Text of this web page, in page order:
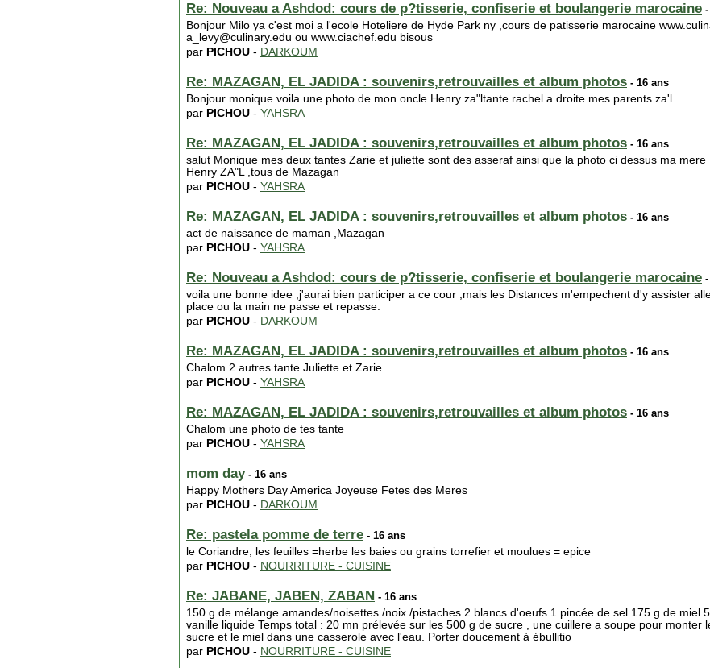
Re: Nouveau a Ashdod: cours de p?tisserie, confiserie et boulangerie marocaine
Bonjour Milo ya c'est moi a l'ecole Hoteliere de Hyde Park ny ,cours de patisserie marocaine
a_levy@culinary.edu ou www.ciachef.edu bisous
par PICHOU - DARKOUM
Re: MAZAGAN, EL JADIDA : souvenirs,retrouvailles et album photos - 16 ans
Bonjour monique voila une photo de mon oncle Henry za"ltante rachel a droite mes parents za'l
par PICHOU - YAHSRA
Re: MAZAGAN, EL JADIDA : souvenirs,retrouvailles et album photos - 16 ans
salut Monique mes deux tantes Zarie et juliette sont des asseraf ainsi que la photo ci dessus ma
Henry ZA"L ,tous de Mazagan
par PICHOU - YAHSRA
Re: MAZAGAN, EL JADIDA : souvenirs,retrouvailles et album photos - 16 ans
act de naissance de maman ,Mazagan
par PICHOU - YAHSRA
Re: Nouveau a Ashdod: cours de p?tisserie, confiserie et boulangerie marocaine
voila une bonne idee ,j'aurai bien participer a ce cour ,mais les Distances m'empechent d'y assister
place ou la main ne passe et repasse.
par PICHOU - DARKOUM
Re: MAZAGAN, EL JADIDA : souvenirs,retrouvailles et album photos - 16 ans
Chalom 2 autres tante Juliette et Zarie
par PICHOU - YAHSRA
Re: MAZAGAN, EL JADIDA : souvenirs,retrouvailles et album photos - 16 ans
Chalom une photo de tes tante
par PICHOU - YAHSRA
mom day- 16 ans
Happy Mothers Day America Joyeuse Fetes des Meres
par PICHOU - DARKOUM
Re: pastela pomme de terre - 16 ans
le Coriandre; les feuilles =herbe les baies ou grains torrefier et moulues = epice
par PICHOU - NOURRITURE - CUISINE
Re: JABANE, JABEN, ZABAN - 16 ans
150 g de mélange amandes/noisettes /noix /pistaches 2 blancs d'oeufs 1 pincée de sel 175 g de miel
vanille liquide Temps total : 20 mn prélevée sur les 500 g de sucre , une cuillere a soupe pour monter
sucre et le miel dans une casserole avec l'eau. Porter doucement à ébullitio
par PICHOU - NOURRITURE - CUISINE